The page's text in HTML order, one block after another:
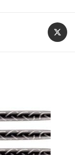
Opent
in